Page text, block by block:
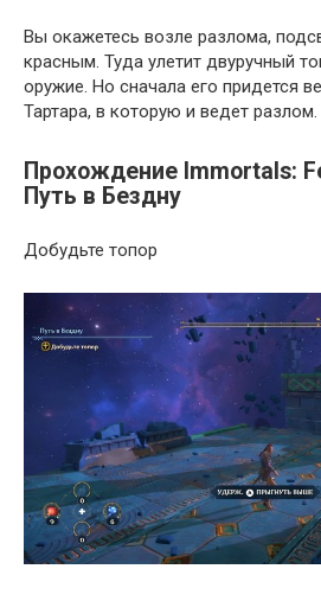
Вы окажетесь возле разлома,
красным. Туда улетит двуручный
оружие. Но сначала его придется
Тартара, в которую и ведет разлом.
Прохождение Immortals:
Путь в Бездну
Добудьте топор